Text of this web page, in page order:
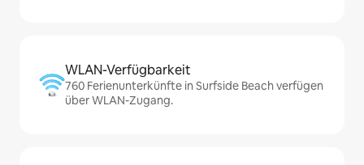
WLAN-Verfügbarkeit
760 Ferienunterkünfte in Surfside Beach verfügen
über WLAN-Zugang.